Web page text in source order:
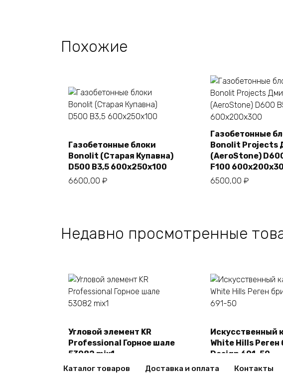
Похожие
В корзину
Газобетонные блоки
Bonolit (Старая Купавна)
D500 В3,5 600х250х100
6600,00 ₽
В
Газобетонные
Bonolit Projects
(AeroStone)
F100
6500,00 ₽
Недавно просмотренные
В корзину
Угловой элемент KR
Professional Горное шале
53082 mix1
2470,00₽
В
Искусственный
White Hills Реген
Design 691-50
2450,00₽
Каталог товаров Доставка и оплата Контакты